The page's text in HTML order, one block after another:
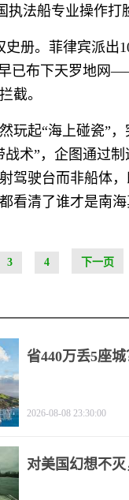
执法船专业操作打
册。菲律宾派出
已布下天罗地网
截。
玩起“海上碰瓷”
术”，企图通过
驾驶台而非船体
看清了谁才是南海
3 4 下一页
省440万丢5座
2026-08-08 23:30:00
对美国幻想不